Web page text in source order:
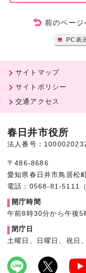
前のページ
PC表
サイトマップ
サイトポリシー
交通アクセス
春日井市役所
法人番号：
〒486-8686
愛知県春日井市鳥居松
電話：0568-81-5111（
開庁時間
午前8時30分から午後5
閉庁日
土曜日、日曜日、祝日